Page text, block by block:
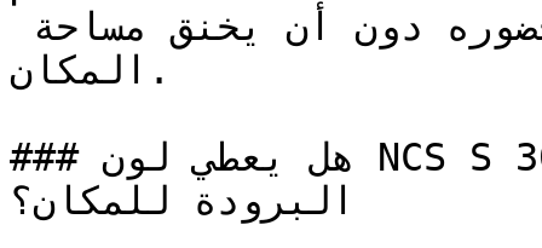
المكان.
### هل يعطي لون NCS S 3060-Y90R إحساساً بالدفء أم
البرودة للمكان؟